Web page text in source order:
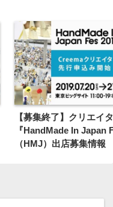
【募集終了】クリエイ
『HandMade In Japan
（HMJ）出店募集情報